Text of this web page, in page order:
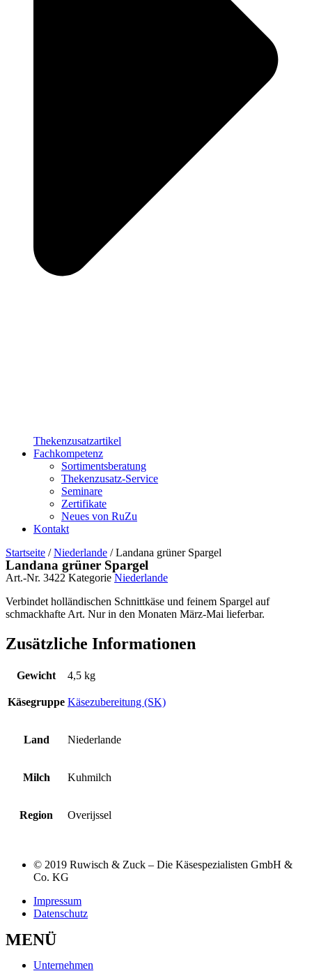
Thekenzusatzartikel
Fachkompetenz
Sortimentsberatung
Thekenzusatz-Service
Seminare
Zertifikate
Neues von RuZu
Kontakt
Startseite /Niederlande / Landana grüner Spargel
Landana grüner Spargel
Art.-Nr. 3422 Kategorie Niederlande
Verbindet holländischen Schnittkäse und feinem Spargel auf
schmackhafte Art. Nur in den Monaten März-Mai lieferbar.
Zusätzliche Informationen
Gewicht 4,5 kg
Käsegruppe Käsezubereitung (SK)
Land Niederlande
Milch Kuhmilch
Region Overijssel
© 2019 Ruwisch & Zuck – Die Käsespezialisten GmbH &
Co. KG
Impressum
Datenschutz
MENÜ
Unternehmen